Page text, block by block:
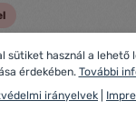
sütiket használ a lehető
érdekében. További
irányelvek